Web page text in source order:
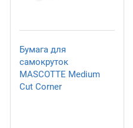
Бумага для
самокруток
MASCOTTE Medium
Cut Corner